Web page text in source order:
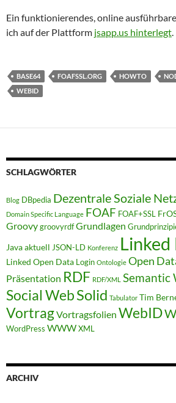
Ein funktionierendes, online
ich auf der Plattform jsapp.us hinterlegt.
BASE64 FOAFSSL.ORG HOWTO
WEBID
SCHLAGWÖRTER
Blog DBpedia Dezentrale Soziale
Domain Specific Language FOAF FOAF+SSL
GroovygroovyrdfGrundlagen
Java aktuell JSON-LD Konferenz Linked
Linked Open Data Login Ontologie Open
Präsentation RDF RDF/XML Semantic
Social WebSolid Tabulator Tim
VortragVortragsfolien WebID
WordPress WWWXML
ARCHIV